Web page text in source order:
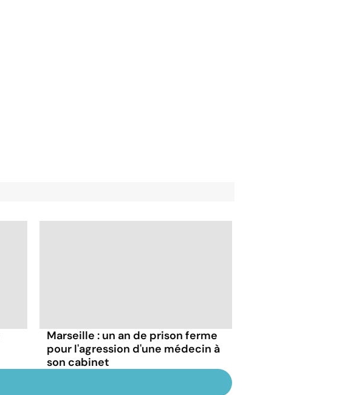
Marseille : un an de prison ferme
pour l'agression d'une médecin à
son cabinet